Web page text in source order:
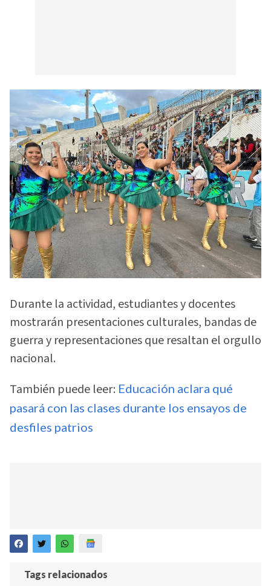
Durante la actividad, estudiantes y docentes
mostrarán presentaciones culturales, bandas de
guerra y representaciones que resaltan el orgullo
nacional.
También puede leer: Educación aclara qué
pasará con las clases durante los ensayos de
desfiles patrios
Tags relacionados